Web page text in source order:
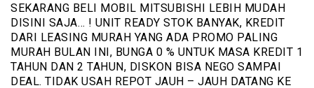
SEKARANG BELI MOBIL MITSUBISHI LEBIH MUDAH
DISINI SAJA… ! UNIT READY STOK BANYAK, KREDIT
DARI LEASING MURAH YANG ADA PROMO PALING
MURAH BULAN INI, BUNGA 0 % UNTUK MASA KREDIT 1
TAHUN DAN 2 TAHUN, DISKON BISA NEGO SAMPAI
DEAL. TIDAK USAH REPOT JAUH – JAUH DATANG KE